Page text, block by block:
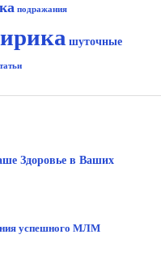
подражания
шуточные
Здоровье в Ваших
успешного МЛМ